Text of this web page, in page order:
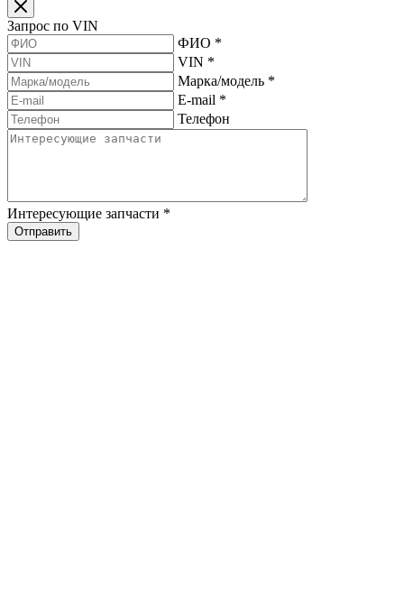
Запрос по VIN
ФИО *
VIN *
Марка/модель *
E-mail *
Телефон
Интересующие запчасти *